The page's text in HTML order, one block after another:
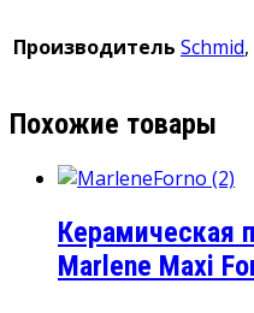
Производитель Schmid,
Похожие товары
Керамическая
Marlene Maxi